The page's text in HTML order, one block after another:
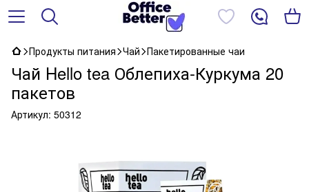
Продукты питания Чай Пакетированные чаи
Чай Hello tea Облепиха-Куркума 20
пакетов
Артикул: 50312